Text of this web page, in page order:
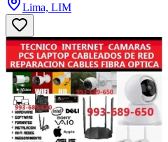
Lima, LIM